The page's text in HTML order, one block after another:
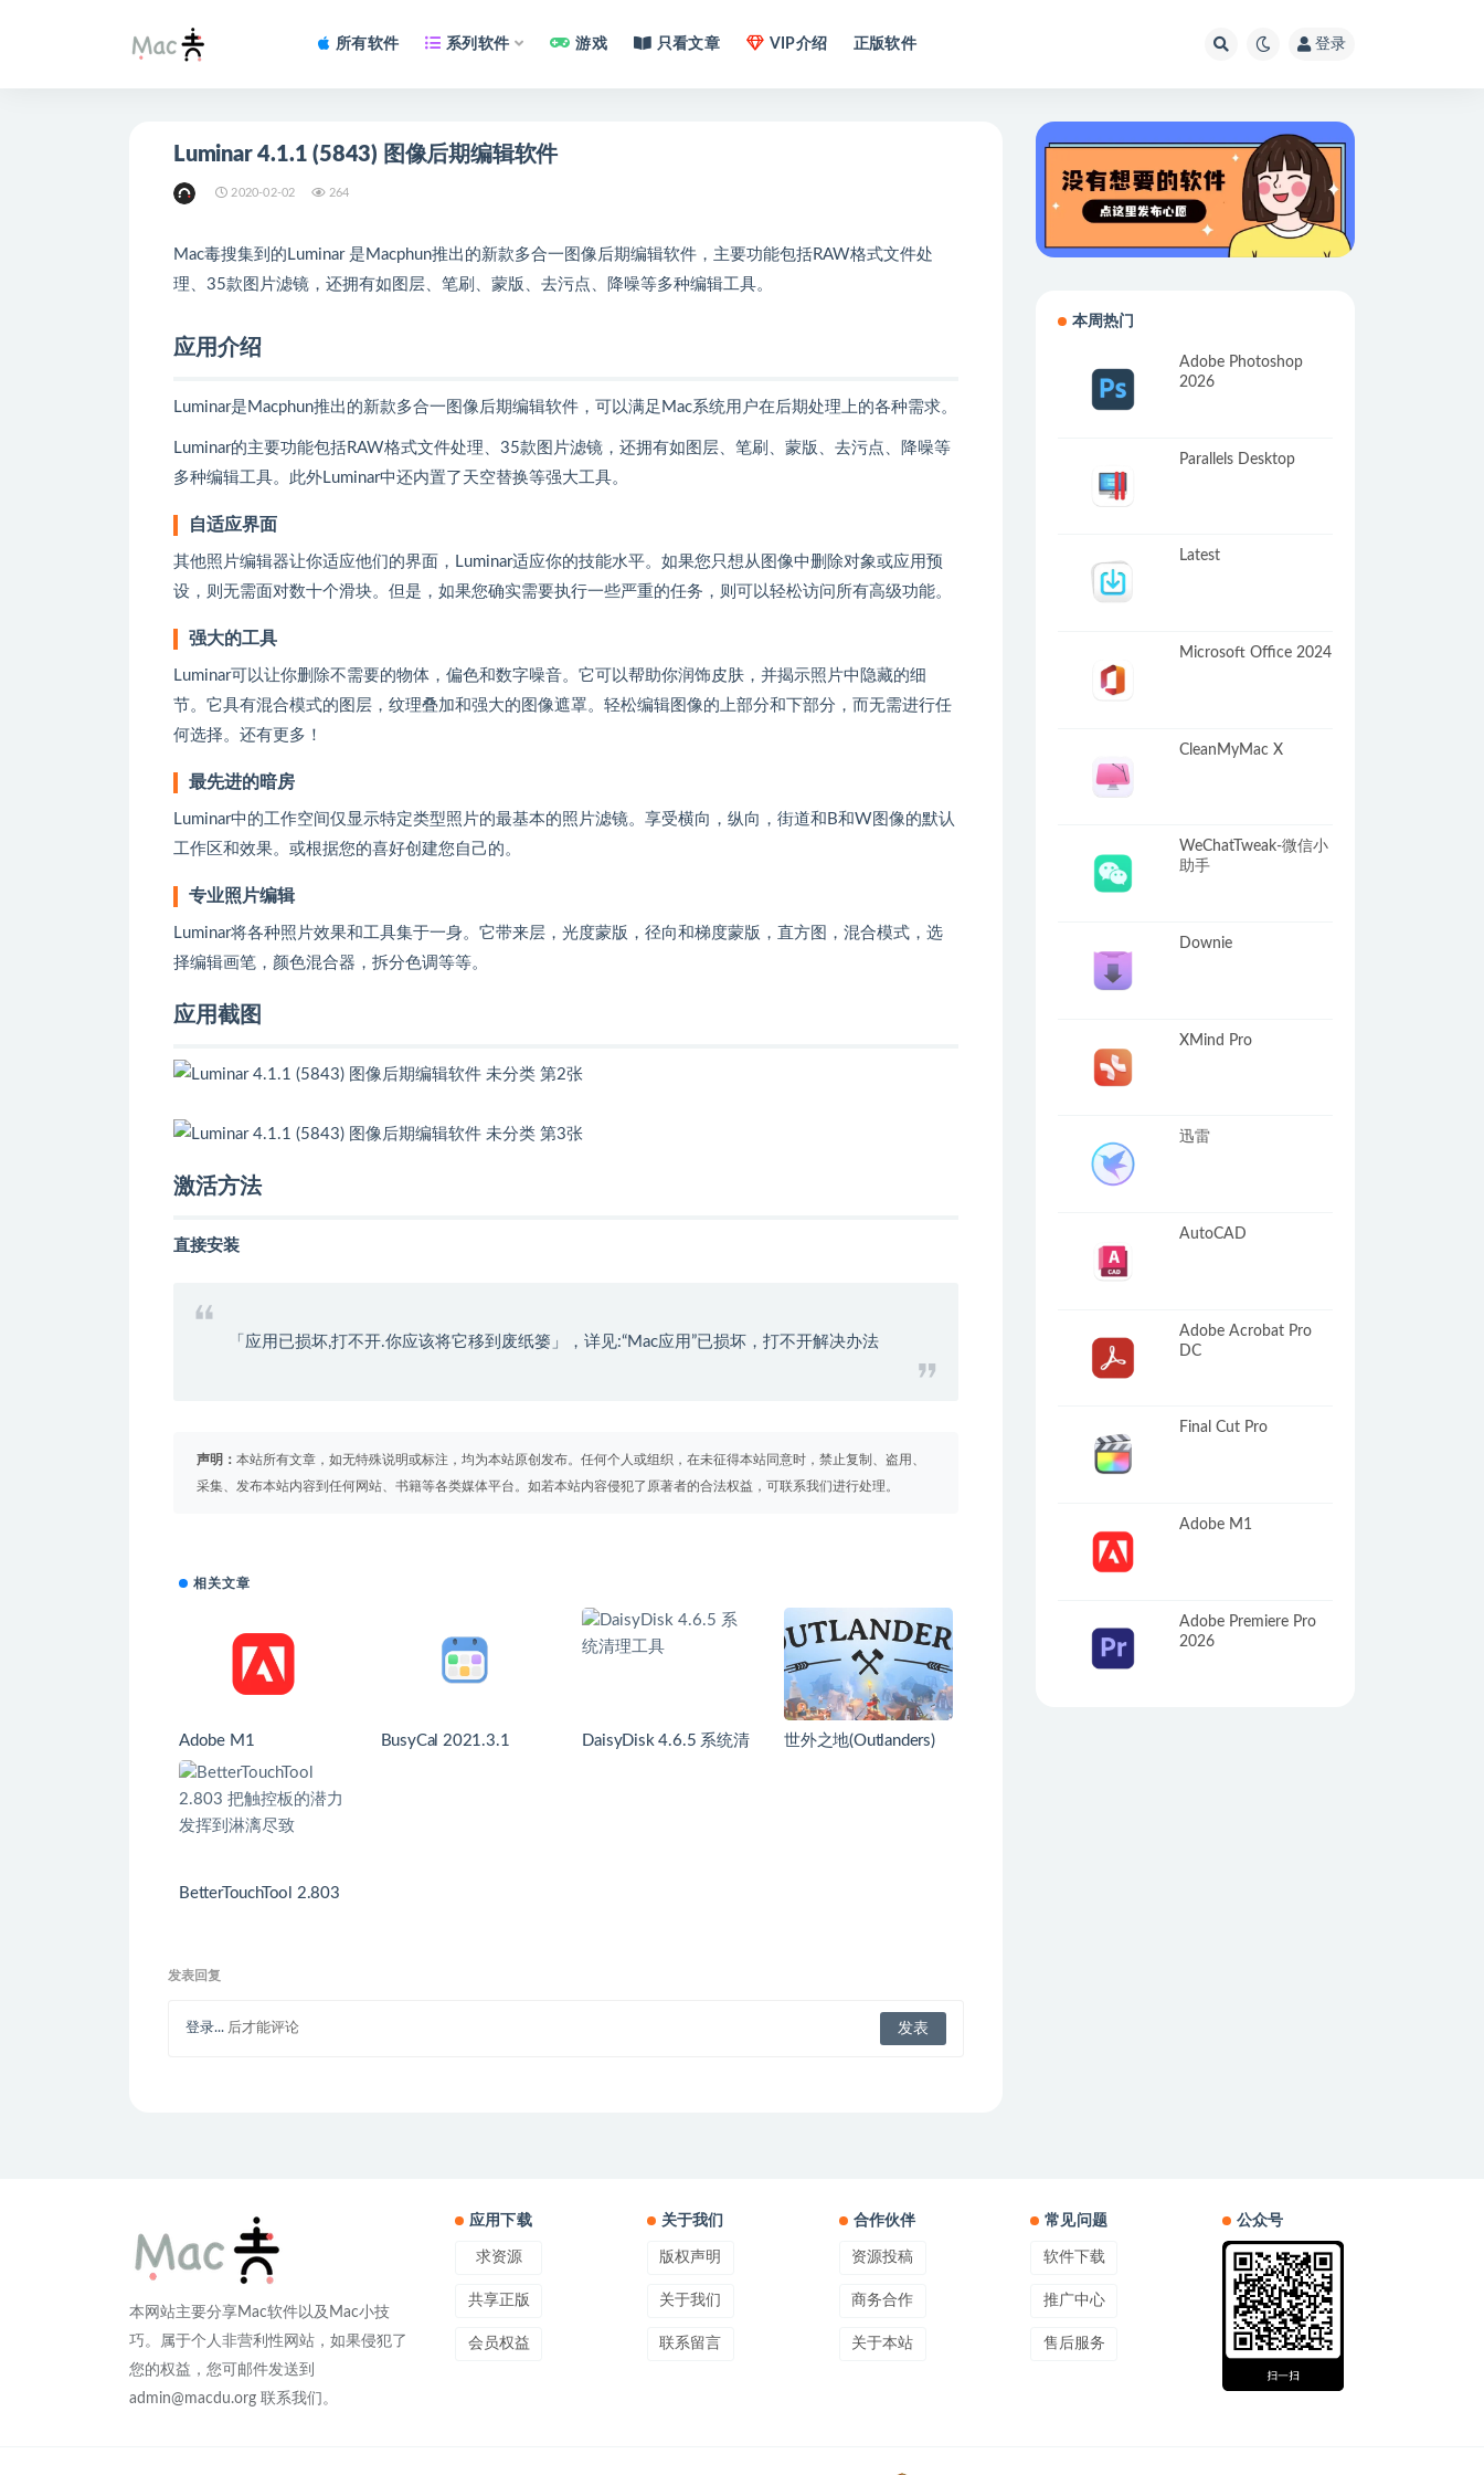
所有软件 系列软件 游戏 只看文章 VIP介绍 正版软件 登录
Luminar 4.1.1 (5843) 图像后期编辑软件
2020-02-02 264
Mac毒搜集到的Luminar 是Macphun推出的新款多合一图像后期编辑软件，主要功能包括RAW格式文件处
理、35款图片滤镜，还拥有如图层、笔刷、蒙版、去污点、降噪等多种编辑工具。
应用介绍
Luminar是Macphun推出的新款多合一图像后期编辑软件，可以满足Mac系统用户在后期处理上的各种需求。
Luminar的主要功能包括RAW格式文件处理、35款图片滤镜，还拥有如图层、笔刷、蒙版、去污点、降噪等
多种编辑工具。此外Luminar中还内置了天空替换等强大工具。
自适应界面
其他照片编辑器让你适应他们的界面，Luminar适应你的技能水平。如果您只想从图像中删除对象或应用预
设，则无需面对数十个滑块。但是，如果您确实需要执行一些严重的任务，则可以轻松访问所有高级功能。
强大的工具
Luminar可以让你删除不需要的物体，偏色和数字噪音。它可以帮助你润饰皮肤，并揭示照片中隐藏的细
节。它具有混合模式的图层，纹理叠加和强大的图像遮罩。轻松编辑图像的上部分和下部分，而无需进行任
何选择。还有更多！
最先进的暗房
Luminar中的工作空间仅显示特定类型照片的最基本的照片滤镜。享受横向，纵向，街道和B和W图像的默认
工作区和效果。或根据您的喜好创建您自己的。
专业照片编辑
Luminar将各种照片效果和工具集于一身。它带来层，光度蒙版，径向和梯度蒙版，直方图，混合模式，选
择编辑画笔，颜色混合器，拆分色调等等。
应用截图
激活方法
直接安装
「应用已损坏,打不开.你应该将它移到废纸篓」，详见:“Mac应用”已损坏，打不开解决办法
声明： 本站所有文章，如无特殊说明或标注，均为本站原创发布。任何个人或组织，在未征得本站同意时，禁止复制、盗用、
采集、发布本站内容到任何网站、书籍等各类媒体平台。如若本站内容侵犯了原著者的合法权益，可联系我们进行处理。
相关文章
Adobe M1
BusyCal 2021.3.1
DaisyDisk 4.6.5 系统清
世外之地(Outlanders)
BetterTouchTool 2.803
发表回复
登录... 后才能评论
本周热门
Adobe Photoshop
2026
Parallels Desktop
Latest
Microsoft Office 2024
CleanMyMac X
WeChatTweak-微信小
助手
Downie
XMind Pro
迅雷
AutoCAD
Adobe Acrobat Pro
DC
Final Cut Pro
Adobe M1
Adobe Premiere Pro
2026
本网站主要分享Mac软件以及Mac小技
巧。属于个人非营利性网站，如果侵犯了
您的权益，您可邮件发送到
admin@macdu.org 联系我们。
应用下载
求资源
共享正版
会员权益
关于我们
版权声明
关于我们
联系留言
合作伙伴
资源投稿
商务合作
关于本站
常见问题
软件下载
推广中心
售后服务
公众号